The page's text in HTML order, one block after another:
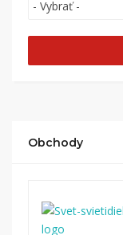
Obchody